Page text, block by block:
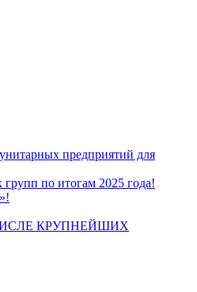
предприятий для
по итогам 2025 года!
КРУПНЕЙШИХ